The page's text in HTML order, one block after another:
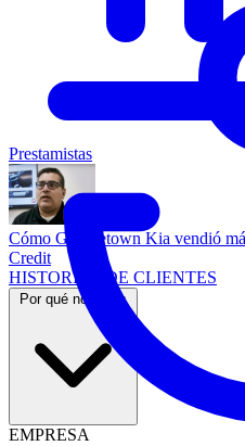
Prestamistas
Cómo Georgetown Kia vendió
Credit
HISTORIAS DE CLIENTES
Por qué nosotros
EMPRESA